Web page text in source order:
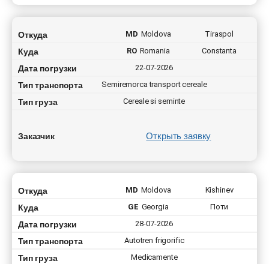
Откуда MD Moldova Tiraspol
Куда RO Romania Constanta
Дата погрузки 22-07-2026
Тип транспорта Semiremorca transport cereale
Тип груза Cereale si seminte
Заказчик Открыть заявку
Откуда MD Moldova Kishinev
Куда GE Georgia Поти
Дата погрузки 28-07-2026
Тип транспорта Autotren frigorific
Тип груза Medicamente